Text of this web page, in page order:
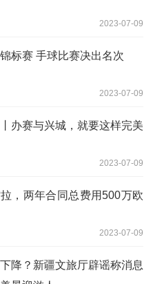
2023-07-09
标赛 手球比赛决出名次
2023-07-09
办赛与兴城，就要这样完美
2023-07-09
，两年合同总费用500万欧
2023-07-09
降？新疆文旅厅辟谣称消息